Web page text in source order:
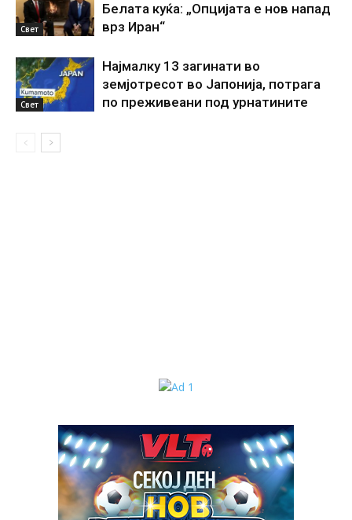
Свет
Белата куќа: „Опцијата е нов напад
врз Иран“
Свет
Најмалку 13 загинати во
земјотресот во Јапонија, потрага
по преживеани под урнатините